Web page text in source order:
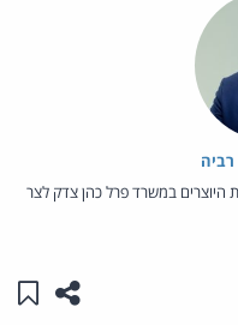
רביה
היוצרים במשרד פרל כהן צדק לצר
שתפו